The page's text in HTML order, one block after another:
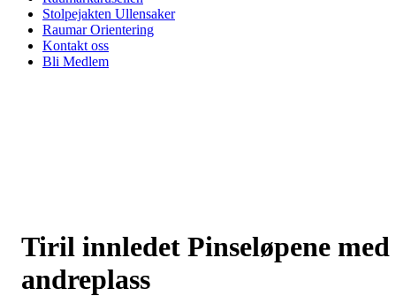
Stolpejakten Ullensaker
Raumar Orientering
Kontakt oss
Bli Medlem
Tiril innledet Pinseløpene med
andreplass